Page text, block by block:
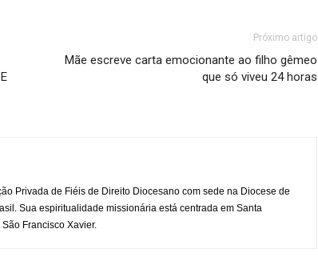
Próximo artigo
Mãe escreve carta emocionante ao filho gêmeo
que só viveu 24 horas
Privada de Fiéis de Direito Diocesano com sede na Diocese de
Sua espiritualidade missionária está centrada em Santa
Francisco Xavier.